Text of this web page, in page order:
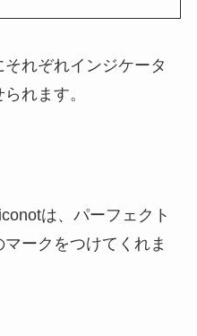
れぞれインジケータ
れます。
は、パーフェクト
ークをつけてくれま